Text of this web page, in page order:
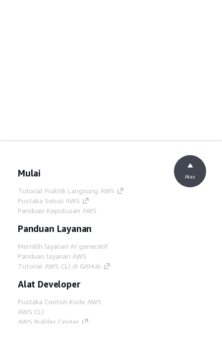
Mulai
Tutorial Praktik Langsung AWS
Pustaka Solusi AWS
Panduan Keputusan AWS
Panduan Layanan
Memilih layanan AI generatif
Panduan layanan AWS
Tutorial AWS CLI di GitHub
Alat Developer
Pustaka Contoh Kode AWS
AWS CLI
AWS Builder Center
Atas